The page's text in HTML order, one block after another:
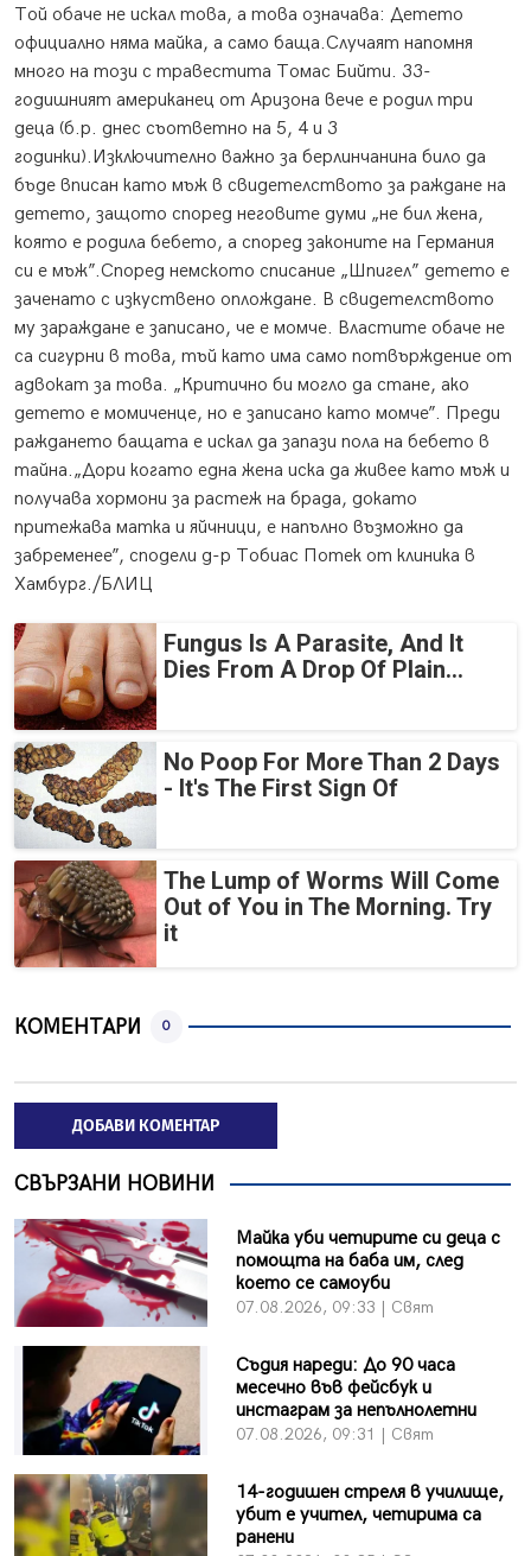
Той обаче не искал това, а това означава: Детето
официално няма майка, а само баща.Случаят напомня
много на този с травестита Томас Бийти. 33-
годишният американец от Аризона вече е родил три
деца (б.р. днес съответно на 5, 4 и 3
годинки).Изключително важно за берлинчанина било да
бъде вписан като мъж в свидетелството за раждане на
детето, защото според неговите думи „не бил жена,
която е родила бебето, а според законите на Германия
си е мъж”.Според немското списание „Шпигел” детето е
заченато с изкуствено оплождане. В свидетелството
му зараждане е записано, че е момче. Властите обаче не
са сигурни в това, тъй като има само потвърждение от
адвокат за това. „Критично би могло да стане, ако
детето е момиченце, но е записано като момче”. Преди
раждането бащата е искал да запази пола на бебето в
тайна.„Дори когато една жена иска да живее като мъж и
получава хормони за растеж на брада, докато
притежава матка и яйчници, е напълно възможно да
забременее”, сподели д-р Тобиас Потек от клиника в
Хамбург./БЛИЦ
Fungus Is A Parasite, And It
Dies From A Drop Of Plain...
No Poop For More Than 2 Days
- It's The First Sign Of
The Lump of Worms Will Come
Out of You in The Morning. Try
it
КОМЕНТАРИ 0
ДОБАВИ КОМЕНТАР
СВЪРЗАНИ НОВИНИ
Майка уби четирите си деца с
помощта на баба им, след
което се самоуби
07.08.2026, 09:33 | Свят
Съдия нареди: До 90 часа
месечно във фейсбук и
инстаграм за непълнолетни
07.08.2026, 09:31 | Свят
14-годишен стреля в училище,
убит е учител, четирима са
ранени